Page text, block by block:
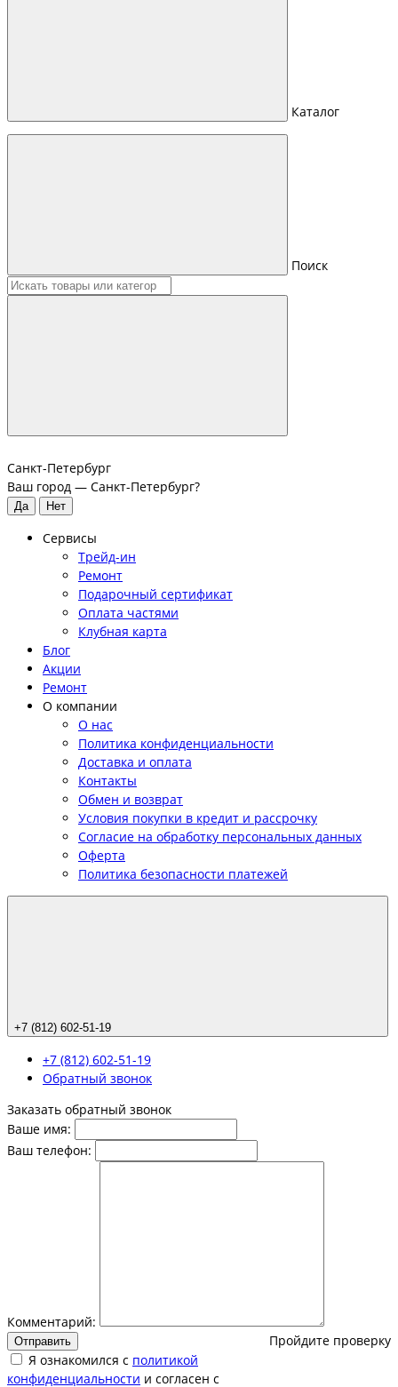
Каталог
Поиск
Санкт-Петербург
Ваш город — Санкт-Петербург?
Сервисы
Трейд-ин
Ремонт
Подарочный сертификат
Оплата частями
Клубная карта
Блог
Акции
Ремонт
О компании
О нас
Политика конфиденциальности
Доставка и оплата
Контакты
Обмен и возврат
Условия покупки в кредит и рассрочку
Согласие на обработку персональных данных
Оферта
Политика безопасности платежей
+7 (812) 602-51-19
+7 (812) 602-51-19
Обратный звонок
Заказать обратный звонок
Ваше имя:
Ваш телефон:
Комментарий:
Пройдите проверку
Отправить
Я ознакомился с политикой
конфиденциальности и согласен с